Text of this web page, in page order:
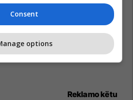
Reklamo këtu
Consent
options